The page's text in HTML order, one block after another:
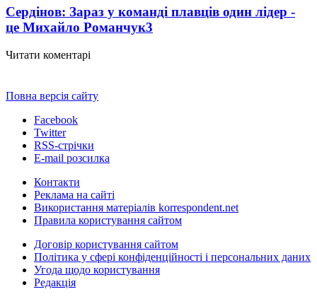
Сердінов: Зараз у команді плавців один лідер -
це Михайло Романчук3
Читати коментарі
Повна версія сайту
Facebook
Twitter
RSS-стрічки
E-mail розсилка
Контакти
Реклама на сайті
Використання матеріалів korrespondent.net
Правила користування сайтом
Договір користування сайтом
Політика у сфері конфіденційності і персональних даних
Угода щодо користування
Редакція